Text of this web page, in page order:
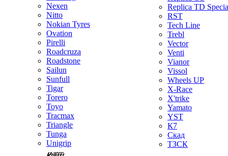
Nexen
Nitto
Nokian Tyres
Ovation
Pirelli
Roadcruza
Roadstone
Sailun
Sunfull
Tigar
Torero
Toyo
Tracmax
Triangle
Tunga
Unigrip
Replica TD
RST
Tech Line
Trebl
Vector
Venti
Vianor
Vissol
Wheels UP
X-Race
X'trike
Yamato
YST
К7
Скад
ТЗСК